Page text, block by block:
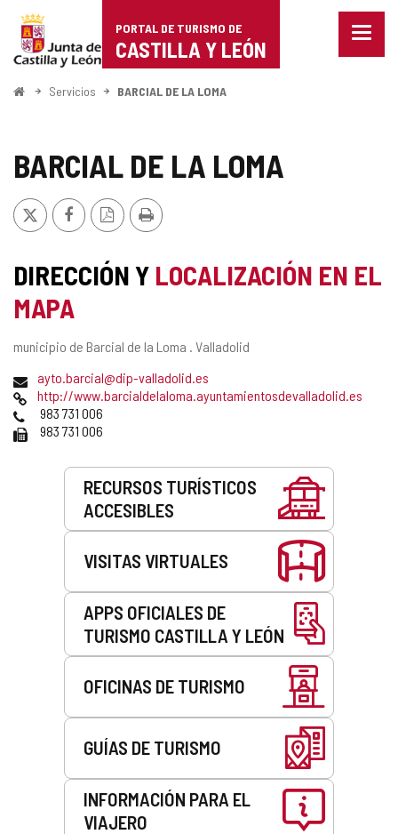
Portal
de
Turismo
Castilla
León
PORTAL DE TURISMO DE
CASTILLA Y LEÓN
Menu
InicioServicios BARCIAL DE LA LOMA
BARCIAL DE LA LOMA
X FacebookVersión
PDF
Imprimir
DIRECCIÓN Y LOCALIZACIÓN EN EL
MAPA
Dirección
municipio de Barcial de la Loma . Valladolid
Dirección
de
correo
electrónico
ayto.barcial@dip-valladolid.es
Página
Web
http://www.barcialdelaloma.ayuntamientosdevalladolid.es
Teléfonos
983 731 006
Fax
983 731 006
RECURSOS TURÍSTICOS
ACCESIBLES
VISITAS VIRTUALES
APPS OFICIALES DE
TURISMO CASTILLA Y LEÓN
OFICINAS DE TURISMO
GUÍAS DE TURISMO
INFORMACIÓN PARA EL
VIAJERO